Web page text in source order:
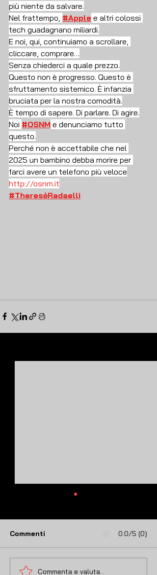
più niente da salvare.
Nel frattempo, #Apple e altri colossi
tech guadagnano miliardi.
E noi, qui, continuiamo a scrollare,
cliccare, comprare…
Senza chiederci a quale prezzo.
Questo non è progresso. Questo è
sfruttamento sistemico. È infanzia
bruciata per la nostra comodità.
È tempo di sapere. Di parlare. Di agire.
Noi #OSNM e denunciamo tutto
questo.
Perché non è accettabile che nel
2025 un bambino debba morire per
farci avere un telefono più veloce
http://osnm.it
#TheresėRadaelli
Commenti 0.0/5 (0)
Commenta e valuta...